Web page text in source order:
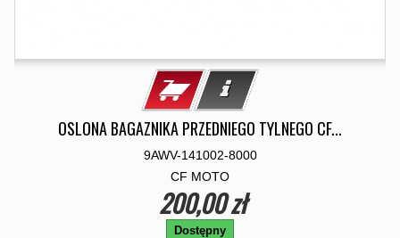
OSLONA BAGAZNIKA PRZEDNIEGO TYLNEGO CF...
9AWV-141002-8000
CF MOTO
200,00 zł
Dostępny